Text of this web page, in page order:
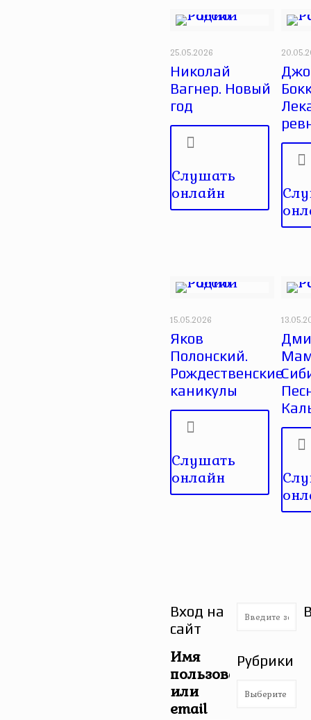
25.05.2026
Николай
Вагнер. Новый
год
Слушать
онлайн
15.05.2026
Яков
Полонский.
Рождественские
каникулы
Слушать
онлайн
Вход на
сайт
Имя
пользователя
или
email
Рубрики
Рубрики